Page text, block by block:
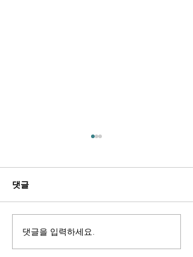
거제 고현오피(고현OP) -
거제 고현동오피(고현동
댓글
댓글을 입력하세요.